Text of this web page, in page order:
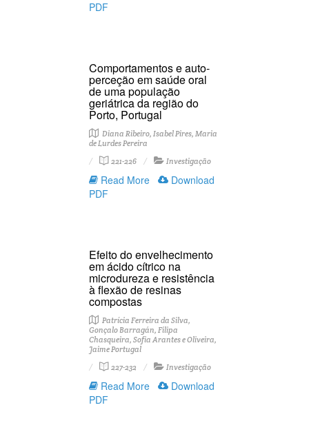
PDF
Comportamentos e auto-
perceção em saúde oral
de uma população
geriátrica da região do
Porto, Portugal
Diana Ribeiro, Isabel Pires, Maria
de Lurdes Pereira
221-226
Investigação
Read More
Download
PDF
Efeito do envelhecimento
em ácido cítrico na
microdureza e resistência
à flexão de resinas
compostas
Patrícia Ferreira da Silva,
Gonçalo Barragán, Filipa
Chasqueira, Sofia Arantes e Oliveira,
Jaime Portugal
227-232
Investigação
Read More
Download
PDF